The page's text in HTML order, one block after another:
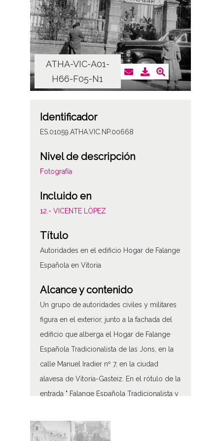
ATHA-VIC-A01-
H66-F05-N1
Identificador
ES.01059.ATHA.VIC.NP.00668
Nivel de descripción
Fotografía
Incluido en
12.- VICENTE LÓPEZ
Título
Autoridades en el edificio Hogar de Falange
Española en Vitoria
Alcance y contenido
Un grupo de autoridades civiles y militares
figura en el exterior, junto a la fachada del
edificio que alberga el Hogar de Falange
Española Tradicionalista de las Jons, en la
calle Manuel Iradier nº 7, en la ciudad
alavesa de Vitoria-Gasteiz. En el rótulo de la
entrada " Falange Española Tradicionalista y
yugo y las flechas.